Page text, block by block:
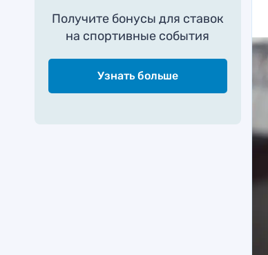
Получите бонусы для ставок
на спортивные события
Узнать больше